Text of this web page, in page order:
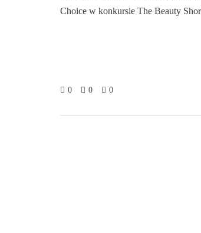
Choice w konkursie The Beauty
0 0 0